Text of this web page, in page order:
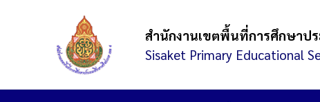
สำนักงานเขตพื้นที่การศึกษาป
Sisaket Primary Educational